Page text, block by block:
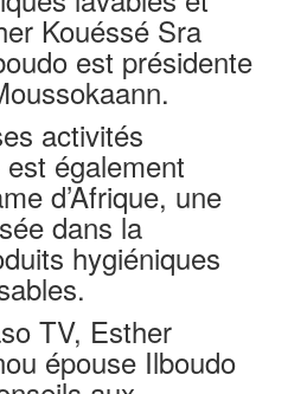
Kouéssé Sra
est présidente
activités
également
d’Afrique, une
dans la
hygiéniques
TV, Esther
épouse Ilboudo